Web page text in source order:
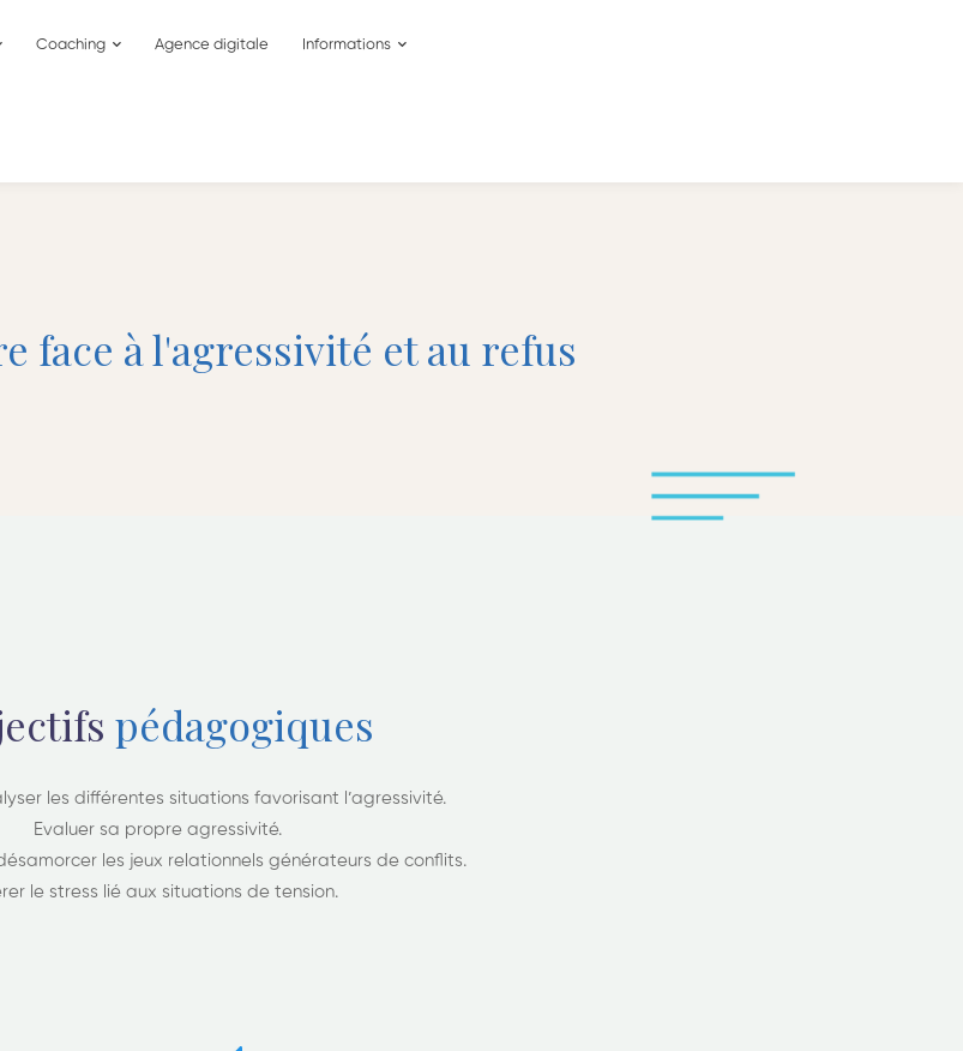
Coaching Agence digitale Informations
face à l'agressivité et au refus
pédagogiques
les différentes situations favorisant l’agressivité.
Evaluer sa propre agressivité.
les jeux relationnels générateurs de conflits.
le stress lié aux situations de tension.